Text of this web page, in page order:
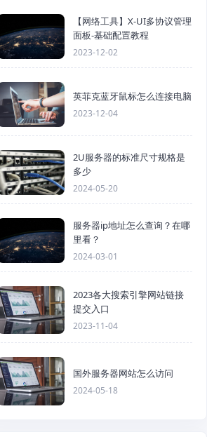
【网络工具】X-UI多协议管理
面板-基础配置教程
2023-12-02
英菲克蓝牙鼠标怎么连接电脑
2023-12-04
2U服务器的标准尺寸规格是
多少
2024-05-20
服务器ip地址怎么查询？在哪
里看？
2024-03-01
2023各大搜索引擎网站链接
提交入口
2023-11-04
国外服务器网站怎么访问
2024-05-18